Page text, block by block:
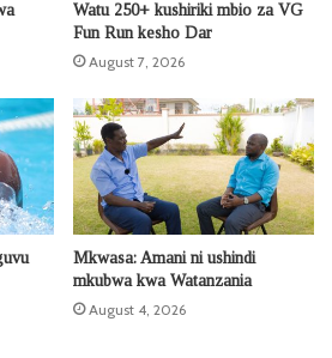
Watu 250+ kushiriki mbio za VG
Fun Run kesho Dar
August 7, 2026
Mkwasa: Amani ni ushindi
mkubwa kwa Watanzania
August 4, 2026